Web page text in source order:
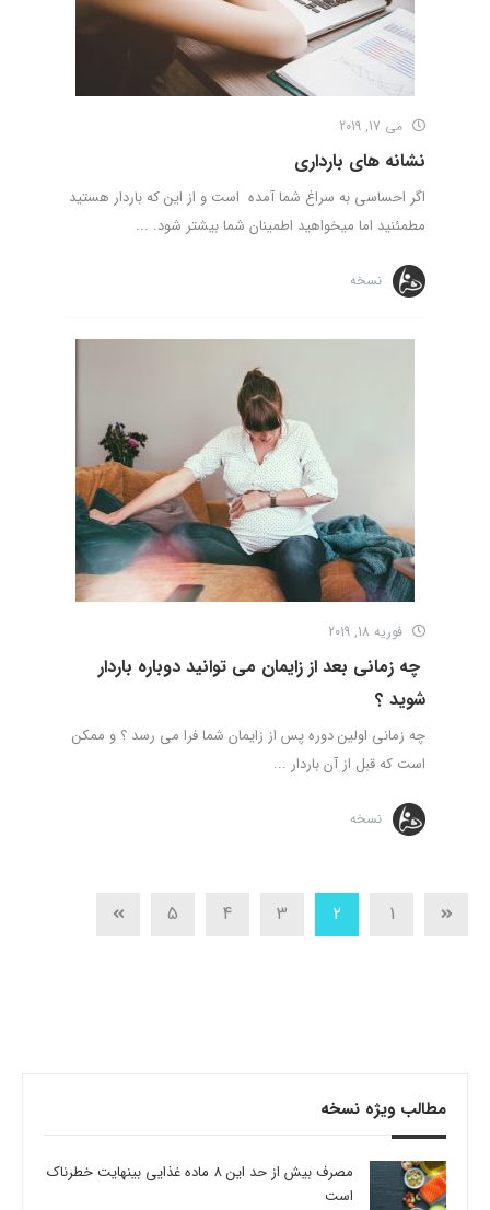
می 17, 2019
نشانه های بارداری
اگر احساسی به سراغ شما آمده است و از این که باردار هستید
مطمئنید اما میخواهید اطمینان شما بیشتر شود. ...
نسخه
فوریه 18, 2019
چه زمانی بعد از زایمان می توانید دوباره باردار
شوید ؟
چه زمانی اولین دوره پس از زایمان شما فرا می رسد ؟ و ممکن
است که قبل از آن باردار ...
نسخه
1
2
3
4
5
مطالب ویژه نسخه
مصرف بیش از حد این 8 ماده غذایی بینهایت خطرناک
است